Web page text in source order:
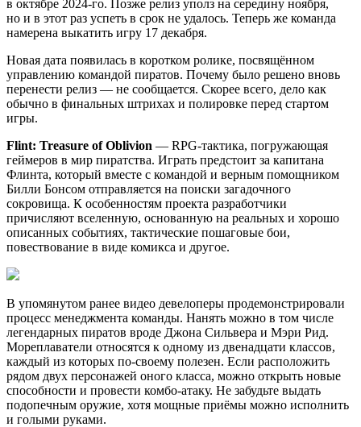
в октябре 2024-го. Позже релиз уполз на середину ноября,
но и в этот раз успеть в срок не удалось. Теперь же команда
намерена выкатить игру 17 декабря.
Новая дата появилась в коротком ролике, посвящённом
управлению командой пиратов. Почему было решено вновь
перенести релиз — не сообщается. Скорее всего, дело как
обычно в финальных штрихах и полировке перед стартом
игры.
Flint: Treasure of Oblivion — RPG-тактика, погружающая
геймеров в мир пиратства. Играть предстоит за капитана
Флинта, который вместе с командой и верным помощником
Билли Бонсом отправляется на поиски загадочного
сокровища. К особенностям проекта разработчики
причисляют вселенную, основанную на реальных и хорошо
описанных событиях, тактические пошаговые бои,
повествование в виде комикса и другое.
В упомянутом ранее видео девелоперы продемонстрировали
процесс менеджмента команды. Нанять можно в том числе
легендарных пиратов вроде Джона Сильвера и Мэри Рид.
Мореплаватели относятся к одному из двенадцати классов,
каждый из которых по-своему полезен. Если расположить
рядом двух персонажей оного класса, можно открыть новые
способности и провести комбо-атаку. Не забудьте выдать
подопечным оружие, хотя мощные приёмы можно исполнить
и голыми руками.